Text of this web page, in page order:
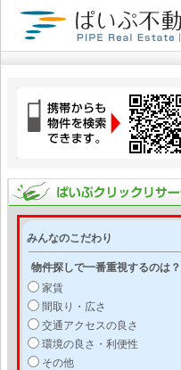
みんなのこだわり
物件探しで一番重視するのは？
家賃
間取り・広さ
交通アクセスの良さ
環境の良さ・利便性
その他